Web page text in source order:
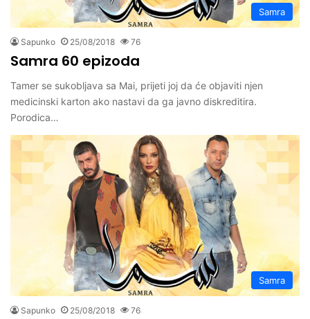
Samra
Sapunko 25/08/2018 76
Samra 60 epizoda
Tamer se sukobljava sa Mai, prijeti joj da će objaviti njen
medicinski karton ako nastavi da ga javno diskreditira.
Porodica…
Samra
Sapunko 25/08/2018 76